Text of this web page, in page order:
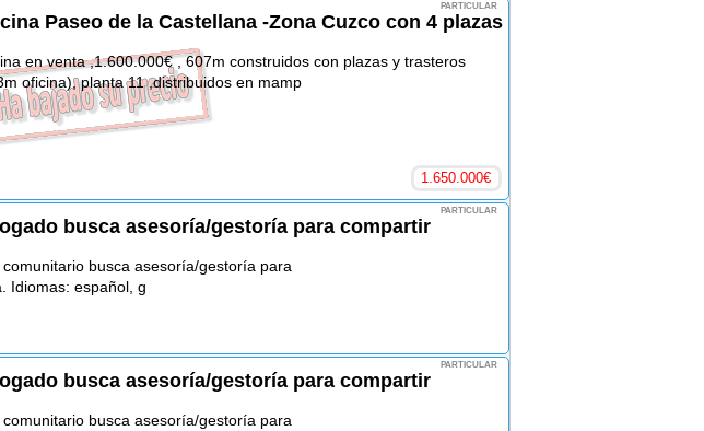
PARTICULAR
Paseo de la Castellana -Zona Cuzco con 4 plazas
en venta ,1.600.000€ , 607m construidos con plazas y trasteros
oficina), planta 11 ,distribuidos en mamp
1.650.000€
PARTICULAR
busca asesoría/gestoría para compartir
busca asesoría/gestoría para
Idiomas: español, g
PARTICULAR
busca asesoría/gestoría para compartir
busca asesoría/gestoría para